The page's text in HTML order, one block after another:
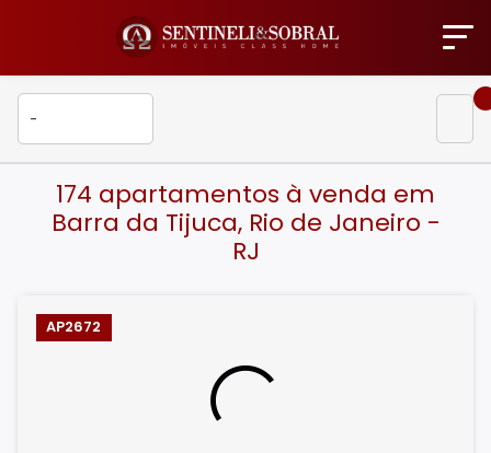
174 apartamentos à venda em
Barra da Tijuca, Rio de Janeiro -
RJ
AP2672